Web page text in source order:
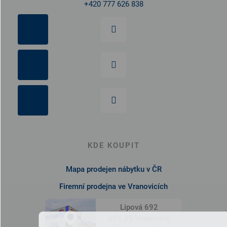
+420 777 626 838
KDE KOUPIT
Mapa prodejen nábytku v ČR
Firemní prodejna ve Vranovicích
Lipová 692